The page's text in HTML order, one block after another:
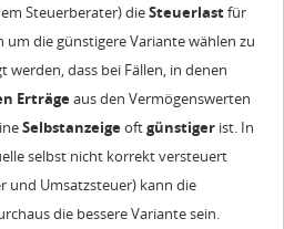
Steuerberater) dieSteuerlastfür
um die günstigere Variante wählen zu
werden, dass bei Fällen, in denen
Erträgeaus den Vermögenswerten
Selbstanzeigeoftgünstiger ist. In
selbst nicht korrekt versteuert
und Umsatzsteuer) kann die
die bessere Variante sein.